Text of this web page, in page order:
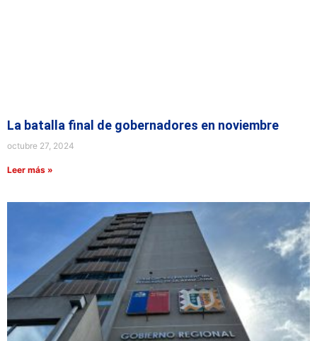
La batalla final de gobernadores en noviembre
octubre 27, 2024
Leer más »